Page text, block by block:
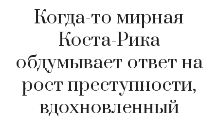
Когда-то мирная
Коста-Рика
обдумывает ответ на
рост преступности,
вдохновленный